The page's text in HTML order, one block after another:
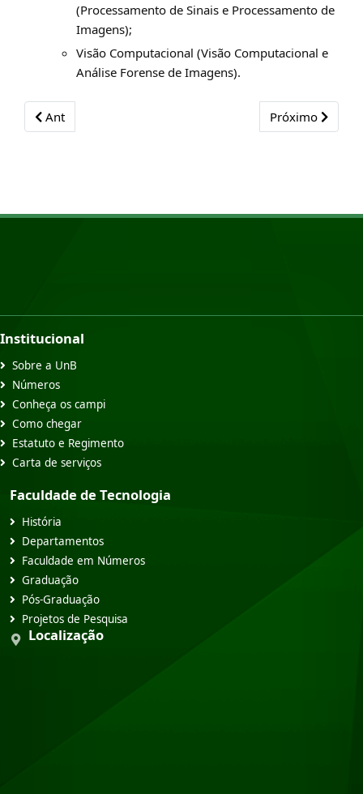
(Processamento de Sinais e Processamento de
Imagens);
Visão Computacional (Visão Computacional e
Análise Forense de Imagens).
Previous article: Mestrado Profissional - Publicações
Ant Next article:
Próximo
Institucional
Sobre a UnB
Números
Conheça os campi
Como chegar
Estatuto e Regimento
Carta de serviços
Faculdade de Tecnologia
História
Departamentos
Faculdade em Números
Graduação
Pós-Graduação
Projetos de Pesquisa
Localização